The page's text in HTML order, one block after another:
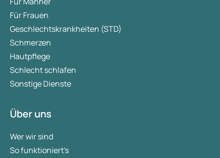
Für Frauen
Geschlechtskrankheiten (STD)
Schmerzen
Hautpflege
Schlecht schlafen
Sonstige Dienste
Über uns
Wer wir sind
So funktioniert's